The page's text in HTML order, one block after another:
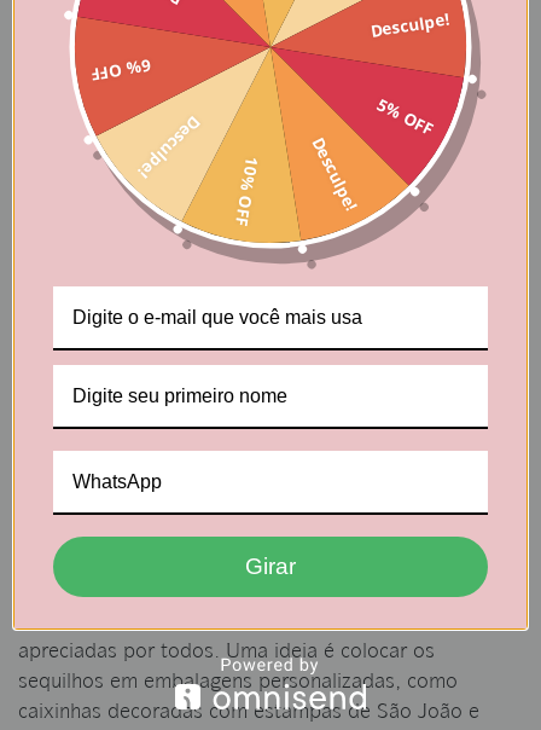
Ao pensar na decoração de mesa para o São João, os
sequilhos temáticos podem desempenhar um papel
central. Com formas e cores que remetem à festa,
decorativos. Você pode usar bandeirinhas e chapéus
de palha comestíveis para criar um arranjo charmoso e
temático no centro da mesa. Além disso, é possível
tradicionais, como vasos de flores coloridas e tecidos
xadrez, para criar uma atmosfera autêntica e festiva.
levada adiante ao presenteá-los aos convidados. Os
sequilhos temáticos se transformam em lembrancinhas
apreciadas por todos. Uma ideia é colocar os
sequilhos em embalagens personalizadas, como
caixinhas decoradas com estampas de São João e
Desculpe!
5% OFF
Desculpe!
10% OFF
Desculpe!
6% OFF
Girar